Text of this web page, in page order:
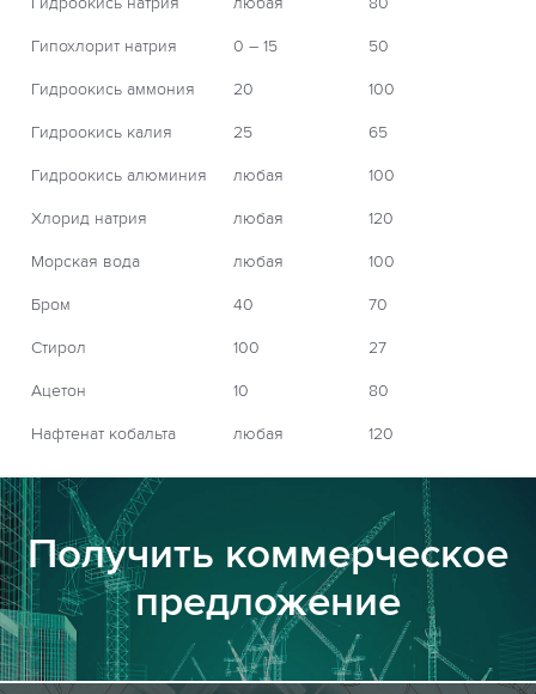
Гипохлорит натрия 0 – 15 50
Гидроокись аммония 20 100
Гидроокись калия 25 65
Гидроокись алюминия любая 100
Хлорид натрия любая 120
Морская вода любая 100
Бром 40 70
Стирол 100 27
Ацетон 10 80
Нафтенат кобальта любая 120
Получить коммерческое
предложение